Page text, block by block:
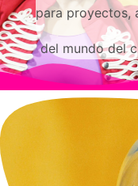
para proyectos,
del mundo del